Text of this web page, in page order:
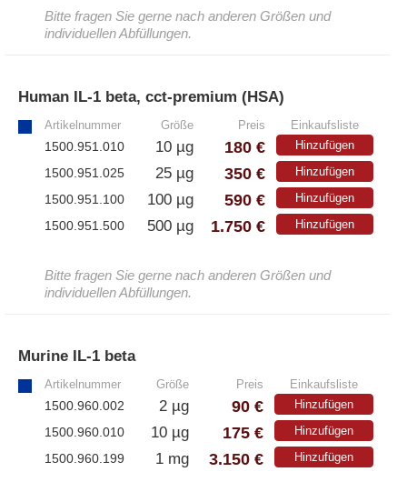
Bitte fragen Sie gerne nach anderen Größen und
individuellen Abfüllungen.
Human IL-1 beta, cct-premium (HSA)
Artikelnummer Größe Preis Einkaufsliste
1500.951.010 10 µg 180 € Hinzufügen
1500.951.025 25 µg 350 € Hinzufügen
1500.951.100 100 µg 590 € Hinzufügen
1500.951.500 500 µg 1.750 € Hinzufügen
Bitte fragen Sie gerne nach anderen Größen und
individuellen Abfüllungen.
Murine IL-1 beta
Artikelnummer Größe Preis Einkaufsliste
1500.960.002 2 µg 90 € Hinzufügen
1500.960.010 10 µg 175 € Hinzufügen
1500.960.199 1 mg 3.150 € Hinzufügen